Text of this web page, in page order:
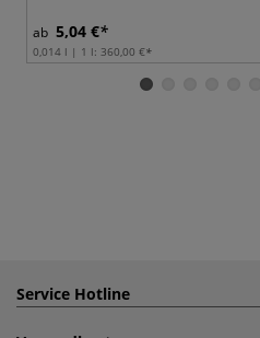
ab 5,04 €
0,014 l | 1 l: 360,00 €
Service Hotline